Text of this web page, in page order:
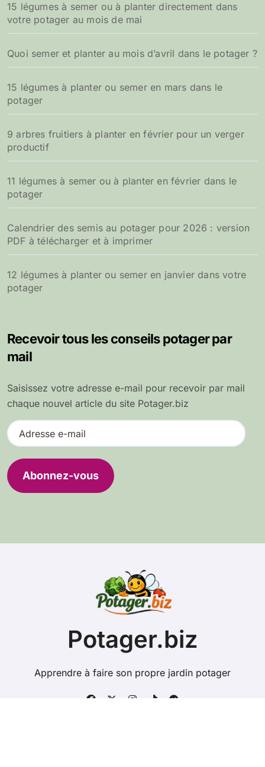
15 légumes à semer ou à planter directement dans
votre potager au mois de mai
Quoi semer et planter au mois d’avril dans le potager ?
15 légumes à planter ou semer en mars dans le
potager
9 arbres fruitiers à planter en février pour un verger
productif
11 légumes à semer ou à planter en février dans le
potager
Calendrier des semis au potager pour 2026 : version
PDF à télécharger et à imprimer
12 légumes à planter ou semer en janvier dans votre
potager
Recevoir tous les conseils potager par
mail
Saisissez votre adresse e-mail pour recevoir par mail
chaque nouvel article du site Potager.biz
A
d
e
s
Abonnez-vous
Potager.biz
Apprendre à faire son propre jardin potager